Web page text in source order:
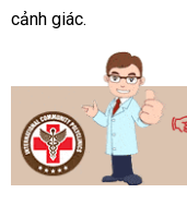
cảnh giác.